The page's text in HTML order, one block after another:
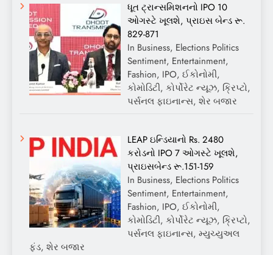
ધૂત ટ્રાન્સમિશનનો IPO 10
ઓગસ્ટે ખૂલશે, પ્રાઇસ બેન્ડ રૂ.
829-871
In Business, Elections Politics
Sentiment, Entertainment,
Fashion, IPO, ઈકોનોમી,
કોમોડિટી, કોર્પોરેટ ન્યૂઝ, ક્રિપ્ટો,
પર્સનલ ફાઇનાન્સ, શેર બજાર
LEAP ઇન્ડિયાનો Rs. 2480
કરોડનો IPO 7 ઓગસ્ટે ખૂલશે,
પ્રાઇસબેન્ડ રૂ.151-159
In Business, Elections Politics
Sentiment, Entertainment,
Fashion, IPO, ઈકોનોમી,
કોમોડિટી, કોર્પોરેટ ન્યૂઝ, ક્રિપ્ટો,
પર્સનલ ફાઇનાન્સ, મ્યુચ્યુઅલ
ફંડ, શેર બજાર